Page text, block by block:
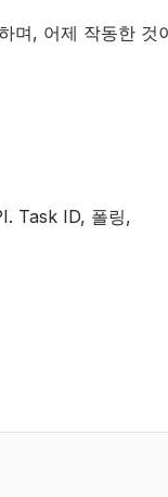
며, 어제 작동한 것
Task ID, 폴링,